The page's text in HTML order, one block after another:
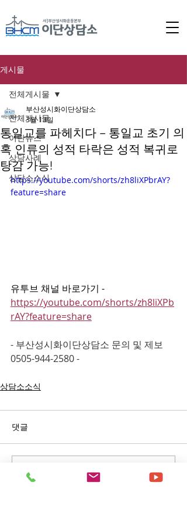
게시물
전체게시물
이단뉴스
상담사례
상담소소식
전체게시물
통일교를 파헤치다 – 통일교 초기 의
혹 인류의 성적 타락은 성적 복귀로
탕감 가능!
부산성시화이단상담소
3월 13일
https://youtube.com/shorts/zh8liXPbrAY?
feature=share
유투브 채널 바로가기 -
https://youtube.com/shorts/zh8liXPb
rAY?feature=share
- 부산성시화이단상담소 문의 및 제보
0505-944-2580 -
상담소소식
댓글
댓글을 입력하세요.